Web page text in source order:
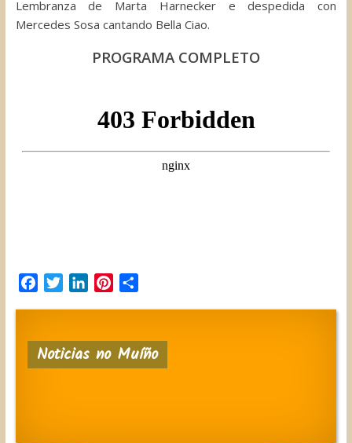
Lembranza de Marta Harnecker e despedida con
Mercedes Sosa cantando Bella Ciao.
PROGRAMA COMPLETO
e
b
t
t
k
e
t
e
p
a
Noticias no Muíño